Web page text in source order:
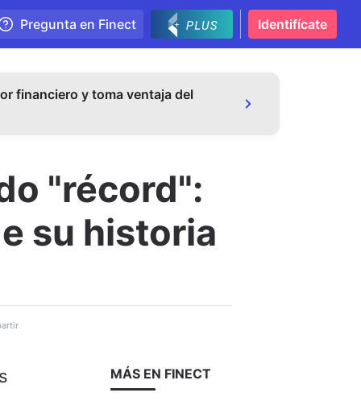
Pregunta en Finect Identifícate
financiero y toma ventaja del
"récord":
su historia
MÁS EN FINECT